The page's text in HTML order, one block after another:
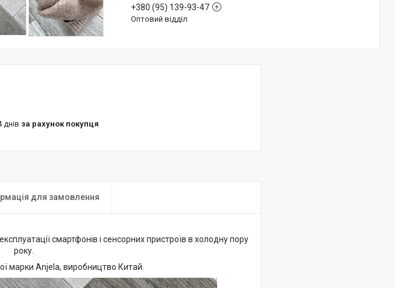
+380 (95) 139-93-47
Оптовий відділ
днів за рахунок покупця
для замовлення
смартфонів і сенсорних пристроїв в холодну пору
року.
марки Anjela, виробництво Китай.